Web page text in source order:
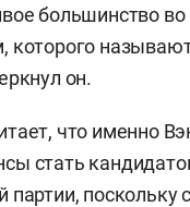
большинство во
он.
что именно
стать
партии, поскольку